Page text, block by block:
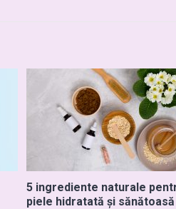
5 ingrediente naturale
piele hidratată și sănătoasă